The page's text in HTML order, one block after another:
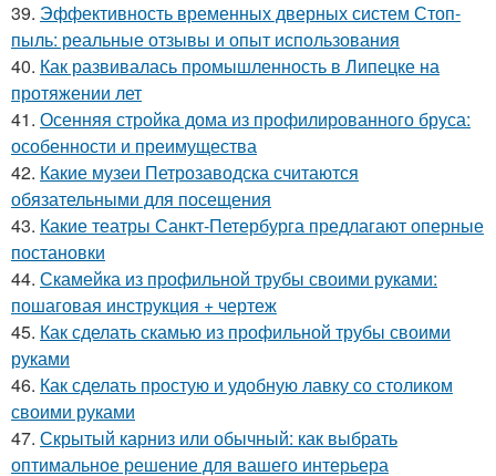
39. Эффективность временных дверных систем Стоп-
пыль: реальные отзывы и опыт использования
40. Как развивалась промышленность в Липецке на
протяжении лет
41. Осенняя стройка дома из профилированного бруса:
особенности и преимущества
42. Какие музеи Петрозаводска считаются
обязательными для посещения
43. Какие театры Санкт-Петербурга предлагают оперные
постановки
44. Скамейка из профильной трубы своими руками:
пошаговая инструкция + чертеж
45. Как сделать скамью из профильной трубы своими
руками
46. Как сделать простую и удобную лавку со столиком
своими руками
47. Скрытый карниз или обычный: как выбрать
оптимальное решение для вашего интерьера